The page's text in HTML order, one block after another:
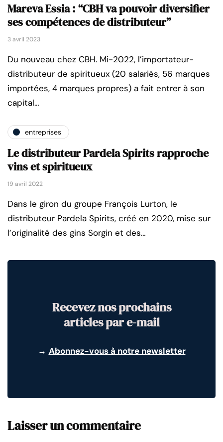
Mareva Essia : “CBH va pouvoir diversifier
ses compétences de distributeur”
3 avril 2023
Du nouveau chez CBH. Mi-2022, l’importateur-
distributeur de spiritueux (20 salariés, 56 marques
importées, 4 marques propres) a fait entrer à son
capital…
entreprises
Le distributeur Pardela Spirits rapproche
vins et spiritueux
19 avril 2022
Dans le giron du groupe François Lurton, le
distributeur Pardela Spirits, créé en 2020, mise sur
l’originalité des gins Sorgin et des…
Recevez nos prochains
articles par e-mail
→ Abonnez-vous à notre newsletter
Laisser un commentaire